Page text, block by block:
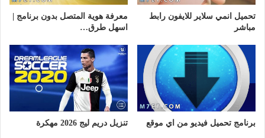
تحميل انمي سلاير للايفون رابط
مباشر
معرفة هوية المتصل بدون برنامج |
اسهل طرق…
برنامج تحميل فيديو من اي موقع تنزيل دريم ليج 2026 مهكرة